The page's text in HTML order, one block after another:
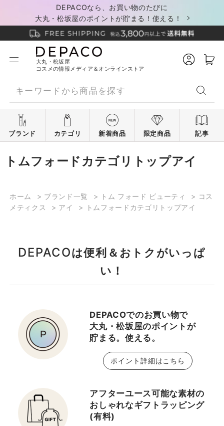
DEPACOなら、お買い物のたびに
大丸・松坂屋のポイントが貯まる！使える！
大丸・松坂屋
コスメの情報メディア＆オンラインストア
ブランド カテゴリ 新着商品 限定商品 記事
トムフォードカテゴリトップアイ
ホーム > ブランド一覧 > トム フォード ビューティ > コス
メティクス
> アイ > トムフォードカテゴリトップアイ
DEPACOは便利＆おトクがいっぱ
い！
DEPACOでのお買い物で
大丸・松坂屋のポイントが
貯まる。使える。
ポイント詳細はこちら
アフターユース可能な素材の
おしゃれなギフトラッピング
(有料)